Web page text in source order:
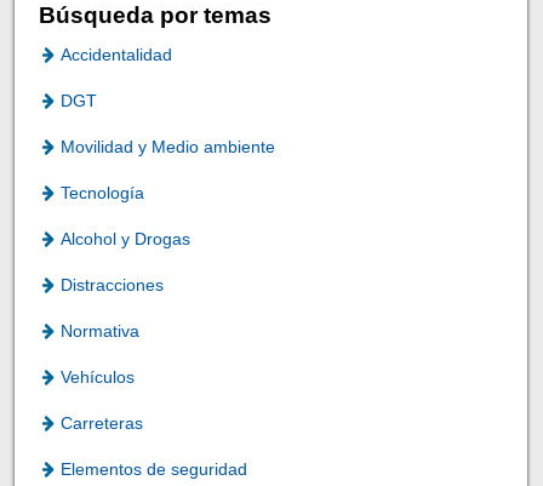
Búsqueda por temas
Accidentalidad
DGT
Movilidad y Medio ambiente
Tecnología
Alcohol y Drogas
Distracciones
Normativa
Vehículos
Carreteras
Elementos de seguridad